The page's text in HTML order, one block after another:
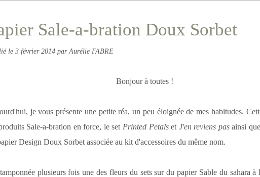
Sale-a-bration Doux Sorbet
le 3 février 2014 par Aurélie FABRE
Bonjour à toutes !
je vous présente une petite réa, un peu éloignée de mes habitudes.
Sale-a-bration en force, le set Printed Petalset J'en reviens pasainsi
Design Doux Sorbet associée au kit d'accessoires du même nom.
plusieurs fois une des fleurs du sets sur du papier Sable du sahara à